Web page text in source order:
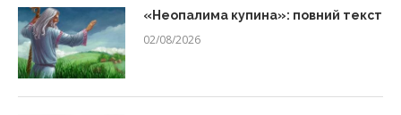
«Неопалима купина»: повний текст
02/08/2026